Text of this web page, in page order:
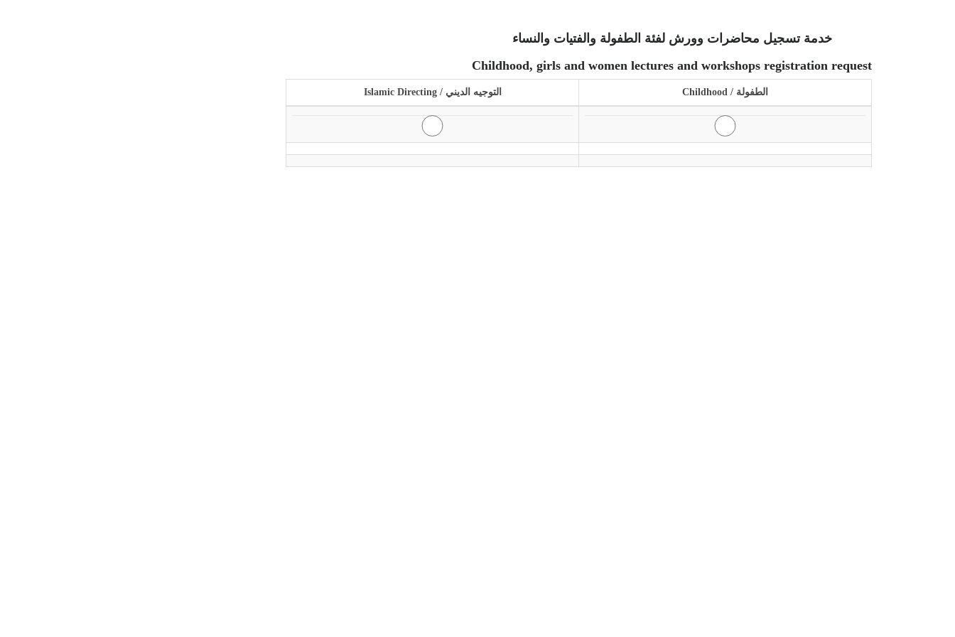
خدمة تسجيل محاضرات وورش لفئة الطفولة والفتيات والنساء
Childhood, girls and women lectures and workshops registration request
الطفولة / Childhood التوجيه الديني / Islamic Directing